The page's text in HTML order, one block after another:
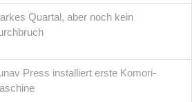
Quartal, aber noch kein
Press installiert erste Komori-